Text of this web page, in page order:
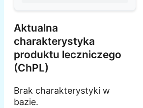
Aktualna
charakterystyka
produktu leczniczego
(ChPL)
Brak charakterystyki w
bazie.